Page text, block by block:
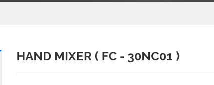
HAND MIXER ( FC - 30NC01 )